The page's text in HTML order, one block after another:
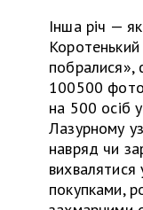
Інша річ —
100500 фото
на 500 осібу
Лазурному
навряд чи
покупками,